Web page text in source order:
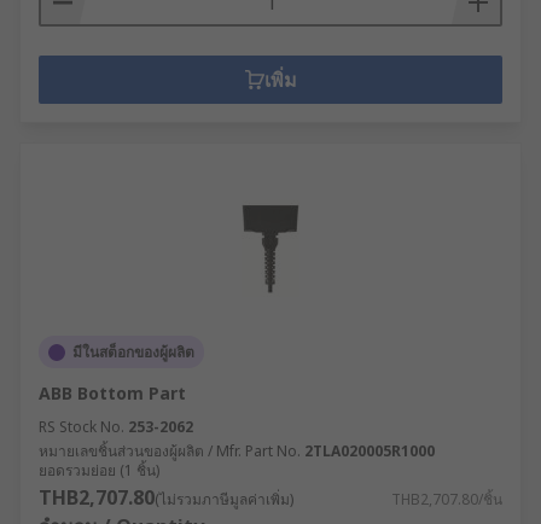
เพิ่ม
มีในสต็อกของผู้ผลิต
ABB Bottom Part
RS Stock No. 253-2062
หมายเลขชิ้นส่วนของผู้ผลิต / Mfr. Part No. 2TLA020005R1000
ยอดรวมย่อย (1 ชิ้น)
THB2,707.80(ไม่รวมภาษีมูลค่าเพิ่ม) THB2,707.80/ชิ้น